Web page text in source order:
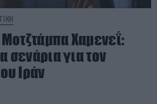
Χαμενεΐ:
σενάρια για τον
Ιράν